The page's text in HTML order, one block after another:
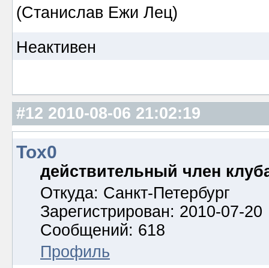
(Станислав Ежи Лец)
Неактивен
#12 2010-08-06 21:02:19
Tox0
действительный член
Откуда: Санкт-Петербург
Зарегистрирован: 2010-07-20
Сообщений: 618
Профиль